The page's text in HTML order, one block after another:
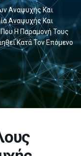
Αναψυχής Και
Αναψυχής Και
Η Παραμονή Τους
Κατά Τον Επόμενο